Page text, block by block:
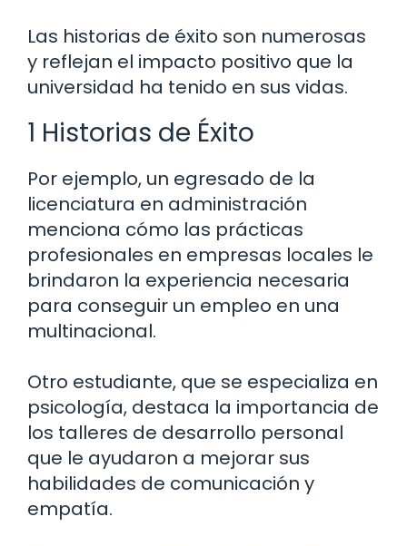
Las historias de éxito son numerosas
y reflejan el impacto positivo que la
universidad ha tenido en sus vidas.
1 Historias de Éxito
Por ejemplo, un egresado de la
licenciatura en administración
menciona cómo las prácticas
profesionales en empresas locales le
brindaron la experiencia necesaria
para conseguir un empleo en una
multinacional.
Otro estudiante, que se especializa en
psicología, destaca la importancia de
los talleres de desarrollo personal
que le ayudaron a mejorar sus
habilidades de comunicación y
empatía.